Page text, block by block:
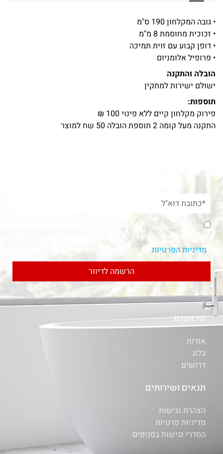
• גובה המקלחון 190 ס"מ
• זכוכית מחוסמת 8 מ"מ
• דופן קבוע עם זוית תמיכה
• פרופיל אלומניום
הובלה והתקנה
ישולם ישירות למתקין
תוספות:
פירוק מקלחון קיים ללא פינוי 100 ₪
התקנה מעל קומה 2 תוספת הובלה 50 שח למוצר
אני מאשר/ת קבלת פניות ומידע שיווקי בכל אמצעי דיוור.
ידוע לי שאוכל לבטל בכל עת, והשימוש בפרטיי כפוף
למדיניות הפרטיותבאתר.
הרשמה לדיוור
מי אנחנו
אודות
בלוג
דרושים
תנאים ושירותים
הצהרת נגישות
מדיניות פרטיות
הסדרי נגישות בסניפים